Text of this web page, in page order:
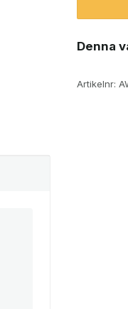
Denna
Artikelnr: